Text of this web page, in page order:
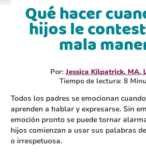
Qué hacer
hijos le
mala
Por: Jessica Kilpatrick, MA,
Tiempo de lectura: 8
Todos los padres se emocionan
aprenden a hablar y expresarse. Sin
emoción pronto se puede tornar
hijos comienzan a usar sus palabras
o irrespetuosa.